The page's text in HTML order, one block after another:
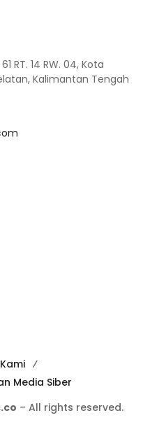
RT. 14 RW. 04, Kota
Kalimantan Tengah
Media Siber
– All rights reserved.